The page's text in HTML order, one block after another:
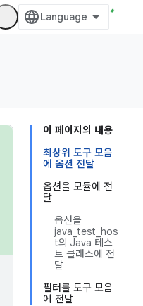
이 페이지의 내용
최상위 도구 모음
에 옵션 전달
옵션을 모듈에 전
달
옵션을
java_test_hos
t의 Java 테스
트 클래스에 전
달
필터를 도구 모음
에 전달